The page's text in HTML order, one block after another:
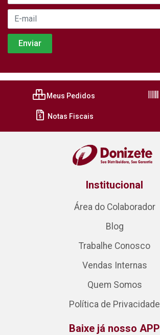
Meus Pedidos
Notas Fiscais
Institucional
Área do Colaborador
Blog
Trabalhe Conosco
Vendas Internas
Quem Somos
Política de Privacidade
Baixe já nosso APP